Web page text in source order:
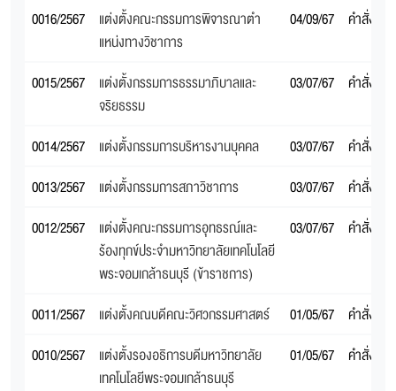
0016/2567
แต่งตั้งคณะกรรมการพิจารณาตํา
แหน่งทางวิชาการ
04/09/67 คำสั่งสภ
0015/2567
แต่งตั้งกรรมการธรรมาภิบาลและ
จริยธรรม
03/07/67 คำสั่งสภ
0014/2567 แต่งตั้งกรรมการบริหารงานบุคคล 03/07/67
คำสั่งสภ
0013/2567
แต่งตั้งกรรมการสภาวิชาการ 03/07/67
คำสั่งสภ
0012/2567
แต่งตั้งคณะกรรมการอุทธรณ์และ
ร้องทุกข์ประจํามหาวิทยาลัยเทคโนโลยี
พระจอมเกล้าธนบุรี (ข้าราชการ)
03/07/67 คำสั่งสภ
0011/2567 แต่งตั้งคณบดีคณะวิศวกรรมศาสตร์ 01/05/67
คำสั่งสภ
0010/2567
แต่งตั้งรองอธิการบดีมหาวิทยาลัย
เทคโนโลยีพระจอมเกล้าธนบุรี
01/05/67 คำสั่งสภ